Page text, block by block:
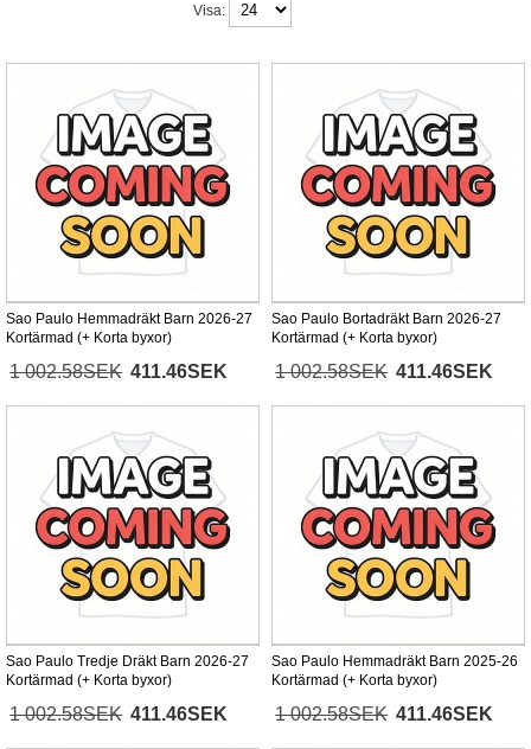
Visa:
Sao Paulo Hemmadräkt Barn 2026-27
Kortärmad (+ Korta byxor)
1 002.58SEK 411.46SEK
Sao Paulo Bortadräkt Barn 2026-27
Kortärmad (+ Korta byxor)
1 002.58SEK 411.46SEK
Sao Paulo Tredje Dräkt Barn 2026-27
Kortärmad (+ Korta byxor)
1 002.58SEK 411.46SEK
Sao Paulo Hemmadräkt Barn 2025-26
Kortärmad (+ Korta byxor)
1 002.58SEK 411.46SEK